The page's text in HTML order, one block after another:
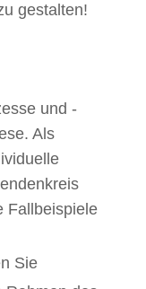
gestalten!
und -
Als
Fallbeispiele
Sie